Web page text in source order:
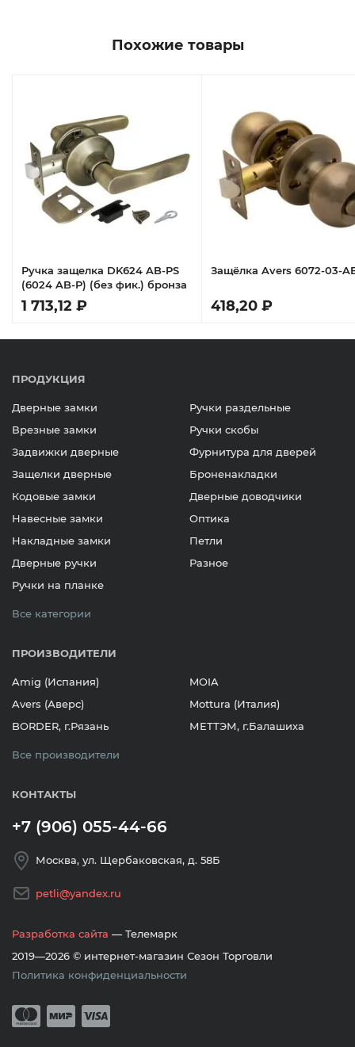
Похожие товары
Ручка защелка DK624 AB-PS
(6024 AB-P) (без фик.) бронза
1 713,12 ₽
Защёлка Avers 6072-03-
418,20 ₽
ПРОДУКЦИЯ
Дверные замки
Врезные замки
Задвижки дверные
Защелки дверные
Кодовые замки
Навесные замки
Накладные замки
Дверные ручки
Ручки на планке
Ручки раздельные
Ручки скобы
Фурнитура для дверей
Броненакладки
Дверные доводчики
Оптика
Петли
Разное
Все категории
ПРОИЗВОДИТЕЛИ
Amig (Испания)
Avers (Аверс)
BORDER, г.Рязань
MOIA
Mottura (Италия)
МЕТТЭМ, г.Балашиха
Все производители
КОНТАКТЫ
+7 (906) 055-44-66
Москва, ул. Щербаковская, д. 58Б
petli@yandex.ru
Разработка сайта — Телемарк
2019—2026 © интернет-магазин Сезон Торговли
Политика конфиденциальности
Принимается оплата банковскими